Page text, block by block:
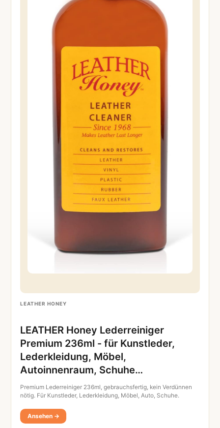
LEATHER HONEY
LEATHER Honey Lederreiniger
Premium 236ml - für Kunstleder,
Lederkleidung, Möbel,
Autoinnenraum, Schuhe…
Premium Lederreiniger 236ml, gebrauchsfertig, kein Verdünnen
nötig. Für Kunstleder, Lederkleidung, Möbel, Auto, Schuhe.
Ansehen →